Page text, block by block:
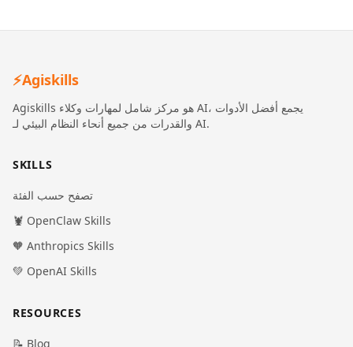
⚡Agiskills
Agiskills هو مركز شامل لمهارات وكلاء AI، يجمع أفضل الأدوات
والقدرات من جميع أنحاء النظام البيئي لـ AI.
SKILLS
تصفح حسب الفئة
🦞 OpenClaw Skills
🧡 Anthropics Skills
💚 OpenAI Skills
RESOURCES
📝 Blog